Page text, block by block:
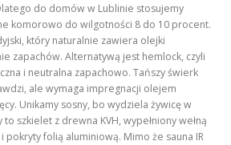
do domów w Lublinie stosujemy
komorowo do wilgotności 8 do 10 procent.
który naturalnie zawiera olejki
zapachów. Alternatywą jest hemlock, czyli
i neutralna zapachowo. Tańszy świerk
ale wymaga impregnacji olejem
Unikamy sosny, bo wydziela żywicę w
szkielet z drewna KVH, wypełniony wełną
folią aluminiową. Mimo że sauna IR